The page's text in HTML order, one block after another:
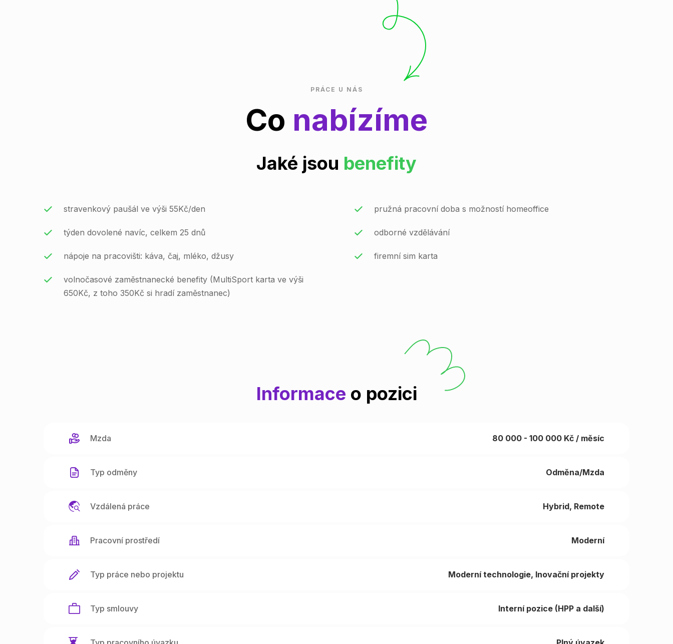
PRÁCE U NÁS
Co nabízíme
Jaké jsou benefity
stravenkový paušál ve výši 55Kč/den
týden dovolené navíc, celkem 25 dnů
nápoje na pracovišti: káva, čaj, mléko, džusy
volnočasové zaměstnanecké benefity (MultiSport karta ve výši
650Kč, z toho 350Kč si hradí zaměstnanec)
pružná pracovní doba s možností homeoffice
odborné vzdělávání
firemní sim karta
Informace o pozici
Mzda 80 000 - 100 000 Kč / měsíc
Typ odměny Odměna/Mzda
Vzdálená práce Hybrid Remote
Pracovní prostředí Moderní
Typ práce nebo projektu Moderní technologie Inovační projekty
Typ smlouvy Interní pozice (HPP a další)